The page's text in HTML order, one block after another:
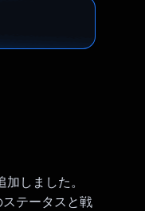
しました。
テータスと戦